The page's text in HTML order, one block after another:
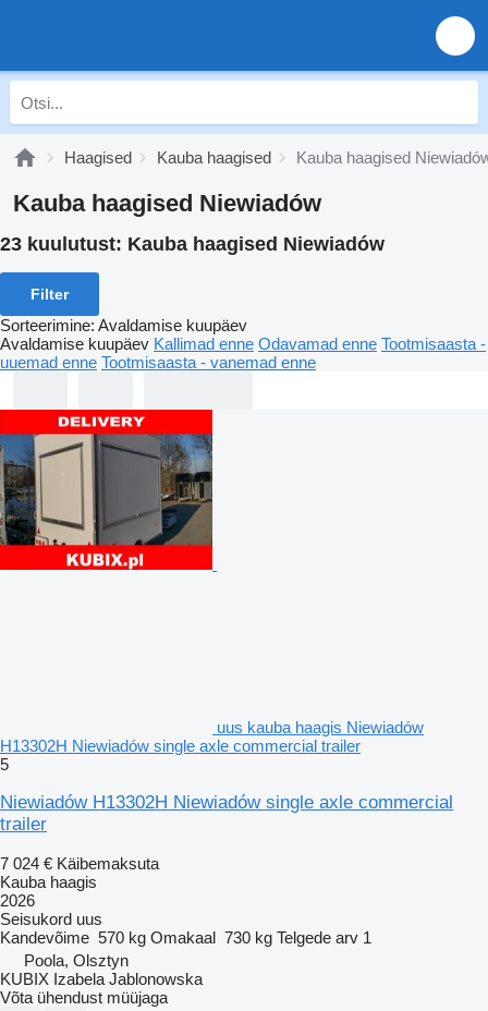
Haagised Kauba haagised Kauba haagised
Kauba haagised Niewiadów
23 kuulutust: Kauba haagised Niewiadów
Filter
Sorteerimine: Avaldamise kuupäev
Avaldamise kuupäev Kallimad enne Odavamad enne Tootmisaasta -
uuemad enne Tootmisaasta - vanemad enne
uus kauba haagis Niewiadów
H13302H Niewiadów single axle commercial trailer
5
Niewiadów H13302H Niewiadów single axle commercial
trailer
7 024 € Käibemaksuta
Kauba haagis
2026
Seisukord uus
Kandevõime 570 kg Omakaal 730 kg Telgede arv 1
Poola, Olsztyn
KUBIX Izabela Jablonowska
Võta ühendust müüjaga